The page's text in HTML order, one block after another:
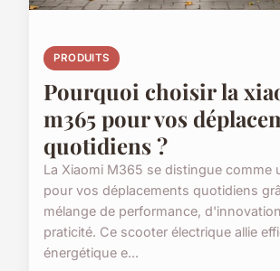
PRODUITS
Pourquoi choisir la
m365 pour vos
quotidiens ?
La Xiaomi M365 se distingue comme
pour vos déplacements quotidiens
mélange de performance,
praticité. Ce scooter électrique allie
énergétique e...